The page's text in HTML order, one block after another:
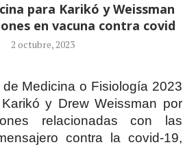
para Karikó y Weissman
en vacuna contra covid
2 octubre, 2023
Medicina o Fisiología 2023
y Drew Weissman por
relacionadas con las
contra la covid-19,